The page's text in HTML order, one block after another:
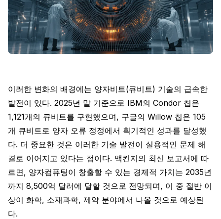
이러한 변화의 배경에는 양자비트(큐비트) 기술의 급속한
발전이 있다. 2025년 말 기준으로 IBM의 Condor 칩은
1,121개의 큐비트를 구현했으며, 구글의 Willow 칩은 105
개 큐비트로 양자 오류 정정에서 획기적인 성과를 달성했
다. 더 중요한 것은 이러한 기술 발전이 실용적인 문제 해
결로 이어지고 있다는 점이다. 맥킨지의 최신 보고서에 따
르면, 양자컴퓨팅이 창출할 수 있는 경제적 가치는 2035년
까지 8,500억 달러에 달할 것으로 전망되며, 이 중 절반 이
상이 화학, 소재과학, 제약 분야에서 나올 것으로 예상된
다.